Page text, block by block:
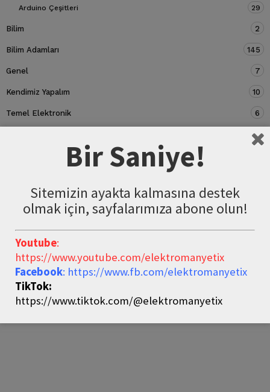
Arduino Çeşitleri 29
Bilim 2
Bilim Adamları 145
Genel 7
Kendimiz Yapalım 10
Temel Elektronik 6
5
Bir Saniye!
Sitemizin ayakta kalmasına destek
olmak için, sayfalarımıza abone olun!
Youtube:
https://www.youtube.com/elektromanyetix
Facebook: https://www.fb.com/elektromanyetix
TikTok:
https://www.tiktok.com/@elektromanyetix